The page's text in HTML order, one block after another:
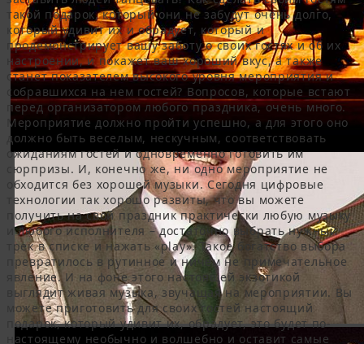
такой подарок, который они не забудут очень долго,
который удивит их и обрадует, который и
продемонстрирует вашу заботу о своих гостях и об их
настроении, и покажет ваш хороший вкус, а также
станет показателем высокого уровня мероприятия и
собравшихся на нем гостей? Вопросов, которые встают
перед организатором любого праздника, очень много.
Мероприятие должно пройти успешно, а для этого оно
должно быть веселым, нескучным, соответствовать
ожиданиям гостей и одновременно готовить им
сюрпризы. И, конечно же, ни одно мероприятие не
обходится без хорошей музыки. Сегодня цифровые
технологии так хорошо развиты, что вы можете
получить на свой праздник практически любую музыку
и любого исполнителя – достаточно выбрать нужный
трек в списке и нажать «play». Такое богатство выбора
превратилось в рутинное и ничем не примечательное
явление. И на фоне этого настоящей экзотикой
выглядит живая музыка, звучащая на мероприятии. Вы
можете приготовить для своих гостей настоящий
подарок, который удивит их, обрадует, это будет по-
настоящему необычно и волшебно и оставит самые